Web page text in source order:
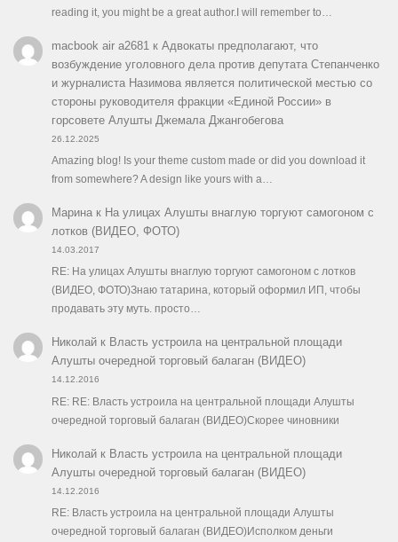
reading it, you might be a great author.I will remember to…
macbook air a2681 к Адвокаты предполагают, что
возбуждение уголовного дела против депутата Степанченко
и журналиста Назимова является политической местью со
стороны руководителя фракции «Единой России» в
горсовете Алушты Джемала Джангобегова
26.12.2025
Amazing blog! Is your theme custom made or did you download it
from somewhere? A design like yours with a…
Маринак На улицах Алушты внаглую торгуют самогоном с
лотков (ВИДЕО, ФОТО)
14.03.2017
RE: На улицах Алушты внаглую торгуют самогоном с лотков
(ВИДЕО, ФОТО)Знаю татарина, который оформил ИП, чтобы
продавать эту муть. просто…
Николайк Власть устроила на центральной площади
Алушты очередной торговый балаган (ВИДЕО)
14.12.2016
RE: RE: Власть устроила на центральной площади Алушты
очередной торговый балаган (ВИДЕО)Скорее чиновники
Николайк Власть устроила на центральной площади
Алушты очередной торговый балаган (ВИДЕО)
14.12.2016
RE: Власть устроила на центральной площади Алушты
очередной торговый балаган (ВИДЕО)Исполком деньги